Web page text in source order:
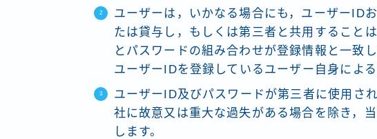
ユーザーは，いかなる場合にも，ユーザーID
たは貸与し，もしくは第三者と共用すること
とパスワードの組み合わせが登録情報と一致
ユーザーIDを登録しているユーザー自身による
ユーザーID及びパスワードが第三者に使用さ
社に故意又は重大な過失がある場合を除き，
します。